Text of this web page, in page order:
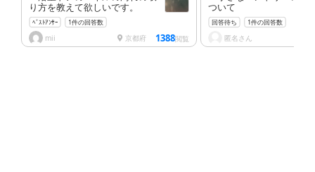
り方を教えて欲しいです。
ﾍﾞｽﾄｱﾝｻｰ 1件の回答数
mii 京都府 1388閲覧
ついて
回答待ち 1件の回答数
匿名さん